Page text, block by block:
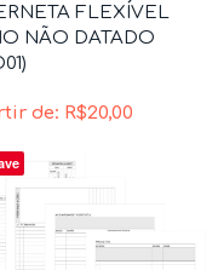
FLEXÍVEL
NÃO DATADO
de: R$20,00